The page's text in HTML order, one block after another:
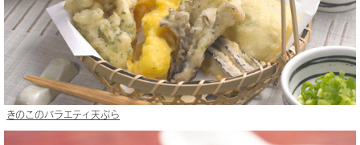
きのこのバラエティ天ぷら